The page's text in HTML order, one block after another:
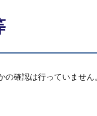
確認は行っていません